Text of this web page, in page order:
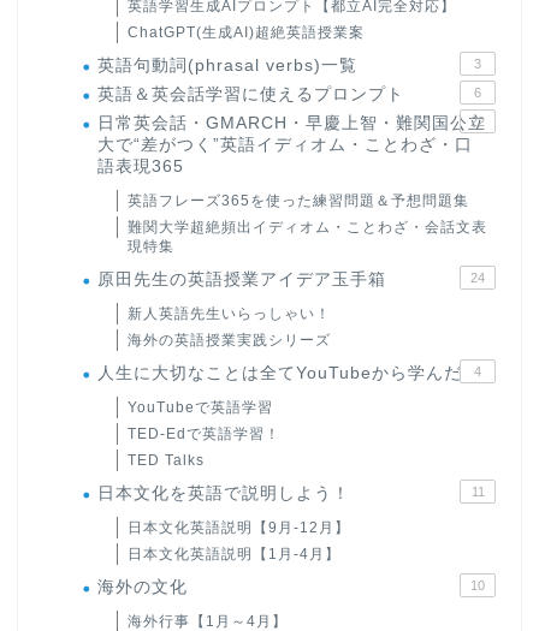
英語学習生成AIプロンプト【都立AI完全対応】
ChatGPT(生成AI)超絶英語授業案
英語句動詞(phrasal verbs)一覧 3
英語＆英会話学習に使えるプロンプト 6
日常英会話・GMARCH・早慶上智・難関国公立
大で“差がつく”英語イディオム・ことわざ・口
語表現365
22
英語フレーズ365を使った練習問題＆予想問題集
難関大学超絶頻出イディオム・ことわざ・会話文表
現特集
原田先生の英語授業アイデア玉手箱 24
新人英語先生いらっしゃい！
海外の英語授業実践シリーズ
人生に大切なことは全てYouTubeから学んだ 4
YouTubeで英語学習
TED-Edで英語学習！
TED Talks
日本文化を英語で説明しよう！ 11
日本文化英語説明【9月-12月】
日本文化英語説明【1月-4月】
海外の文化 10
海外行事【1月～4月】